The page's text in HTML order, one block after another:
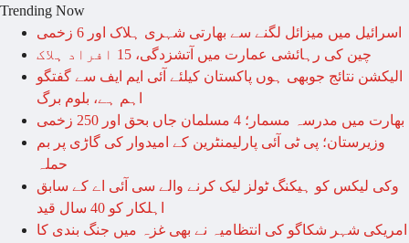
Trending Now
اسرائیل میں میزائل لگنے سے بھارتی شہری ہلاک اور 6 زخمی
چین کی رہائشی عمارت میں آتشزدگی، 15 افراد ہلاک
الیکشن نتائج جوبھی ہوں پاکستان کیلئے آئی ایم ایف سے گفتگو
اہم ہے، بلوم برگ
بھارت میں مدرسہ مسمار؛ 4 مسلمان جاں بحق اور 250 زخمی
وزیرستان؛ پی ٹی آئی پارلیمنٹرین کے امیدوار کی گاڑی پر بم
حملہ
وکی لیکس کو ہیکنگ ٹولز لیک کرنے والے سی آئی اے کے سابق
اہلکار کو 40 سال قید
امریکی شہر شکاگو کی انتظامیہ نے بھی غزہ میں جنگ بندی کا